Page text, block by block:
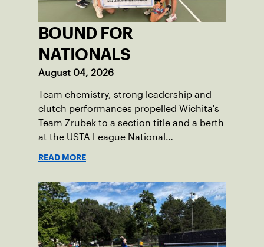
BOUND FOR
NATIONALS
August 04, 2026
Team chemistry, strong leadership and
clutch performances propelled Wichita's
Team Zrubek to a section title and a berth
at the USTA League National
READ MORE